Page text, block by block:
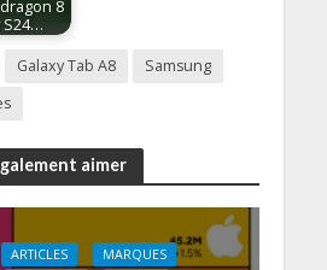
8
S24…
Galaxy Tab A8
Samsung
aimer
ARTICLES MARQUES